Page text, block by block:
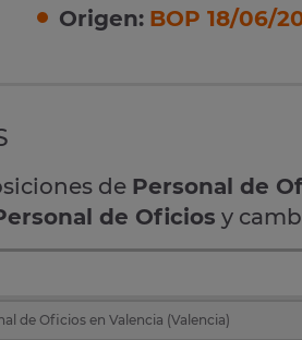
Origen: BOP 18/06/
de Personal de
de Oficios y
de Oficios en Valencia (Valencia)